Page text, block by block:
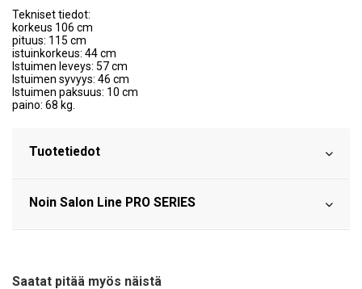
Tekniset tiedot:
korkeus 106 cm
pituus: 115 cm
istuinkorkeus: 44 cm
Istuimen leveys: 57 cm
Istuimen syvyys: 46 cm
Istuimen paksuus: 10 cm
paino: 68 kg.
Tuotetiedot
Noin Salon Line PRO SERIES
Saatat pitää myös näistä